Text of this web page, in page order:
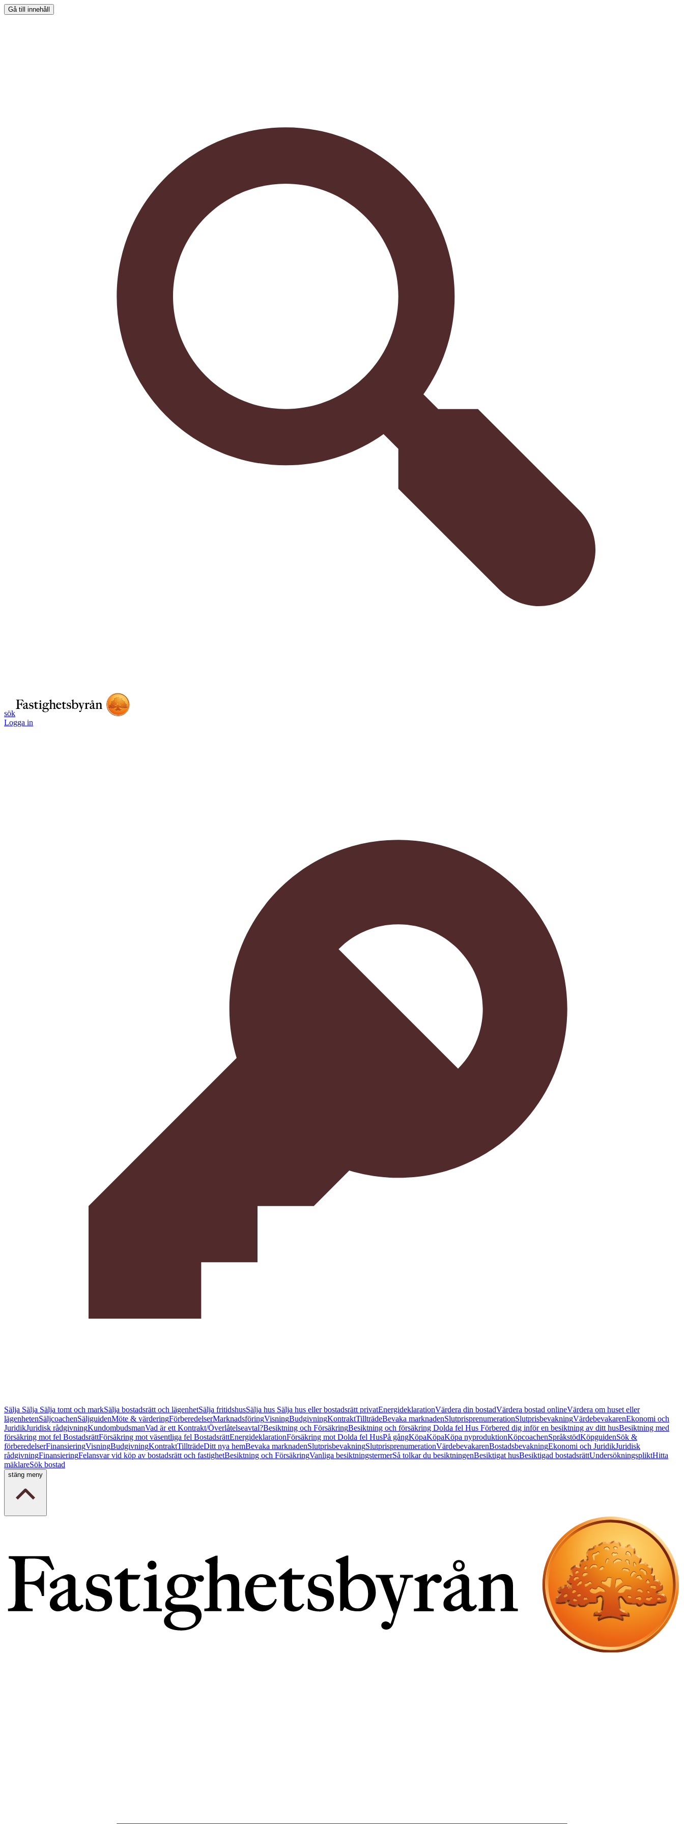
Gå till innehåll
sök
Logga in
Sälja Sälja Sälja tomt och markSälja bostadsrätt och lägenhetSälja fritidshusSälja hus Sälja hus eller bostadsrätt privatEnergideklarationVärdera din bostadVärdera bostad onlineVärdera om huset eller
lägenhetenSäljcoachenSäljguidenMöte & värderingFörberedelserMarknadsföringVisningBudgivningKontraktTillträdeBevaka marknadenSlutprisprenumerationSlutprisbevakningVärdebevakarenEkonomi och
JuridikJuridisk rådgivningKundombudsmanVad är ett Kontrakt/Överlåtelseavtal?Besiktning och FörsäkringBesiktning och försäkring Dolda fel Hus Förbered dig inför en besiktning av ditt husBesiktning med
försäkring mot fel BostadsrättFörsäkring mot väsentliga fel BostadsrättEnergideklarationFörsäkring mot Dolda fel HusPå gångKöpaKöpaKöpa nyproduktionKöpcoachenSpråkstödKöpguidenSök &
förberedelserFinansieringVisningBudgivningKontraktTillträdeDitt nya hemBevaka marknadenSlutprisbevakningSlutprisprenumerationVärdebevakarenBostadsbevakningEkonomi och JuridikJuridisk
rådgivningFinansieringFelansvar vid köp av bostadsrätt och fastighetBesiktning och FörsäkringVanliga besiktningstermerSå tolkar du besiktningenBesiktigat husBesiktigad bostadsrättUndersökningspliktHitta
mäklareSök bostad
stäng meny